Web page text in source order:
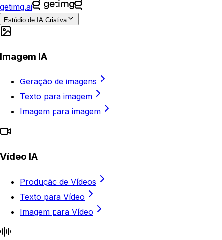
getimg.ai
Estúdio de IA Criativa
Imagem IA
Geração de imagens
Texto para imagem
Imagem para imagem
Vídeo IA
Produção de Vídeos
Texto para Vídeo
Imagem para Vídeo